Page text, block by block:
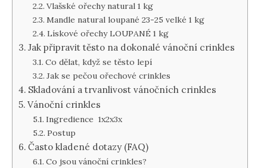
Vlašské ořechy natural 1 kg
Mandle natural loupané 23-25 velké 1 kg
Lískové ořechy LOUPANÉ 1 kg
Jak připravit těsto na dokonalé vánoční crinkles
Co dělat, když se těsto lepí
Jak se pečou ořechové crinkles
Skladování a trvanlivost vánočních crinkles
Vánoční crinkles
Ingredience 1x2x3x
Postup
Často kladené dotazy (FAQ)
Co jsou vánoční crinkles?